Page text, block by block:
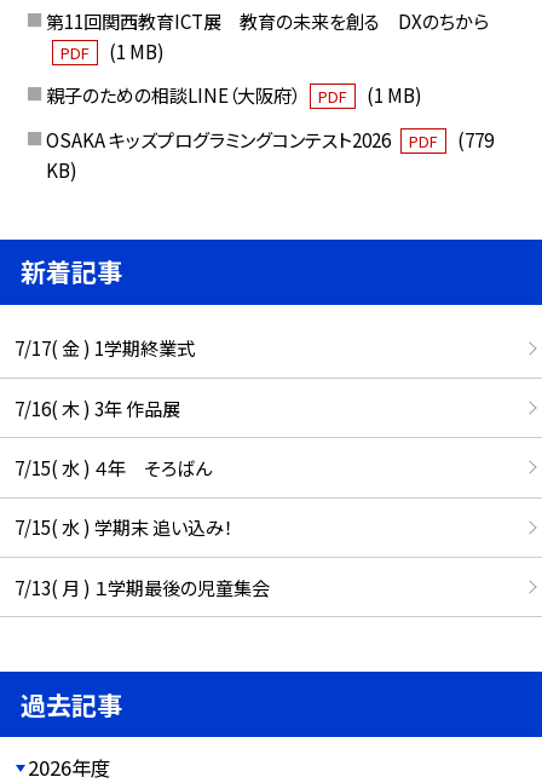
第11回関西教育ICT展 教育の未来を創る DXのちから
PDF
(1 MB)
親子のための相談LINE（大阪府）
PDF
(1 MB)
OSAKA キッズプログラミングコンテスト2026
PDF
(779
KB)
新着記事
7/17( 金 ) 1学期終業式
7/16( 木 ) 3年 作品展
7/15( 水 ) ４年 そろばん
7/15( 水 ) 学期末 追い込み！
7/13( 月 ) １学期最後の児童集会
過去記事
2026年度